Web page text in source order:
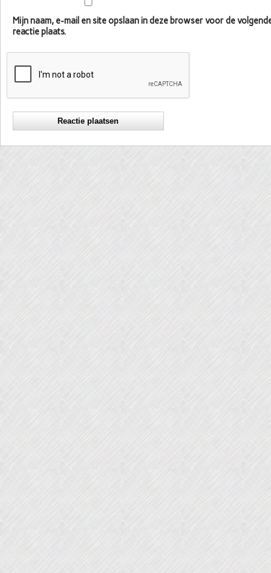
Mijn naam, e-mail en site opslaan in deze browser voor de
reactie plaats.